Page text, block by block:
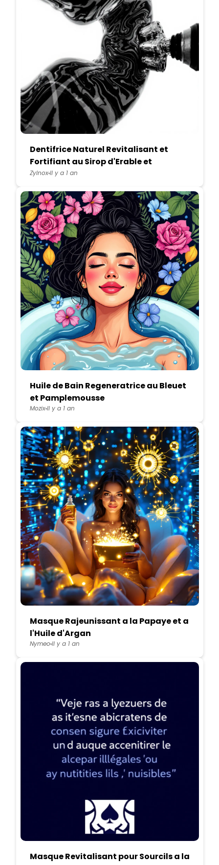
Dentifrice Naturel Revitalisant et
Fortifiant au Sirop d'Erable et
Cannelle
ZylnoxIl y a 1 an
Huile de Bain Regeneratrice au Bleuet
et Pamplemousse
MozixIl y a 1 an
Masque Rajeunissant a la Papaye et a
l'Huile d'Argan
NymeoIl y a 1 an
Masque Revitalisant pour Sourcils a la